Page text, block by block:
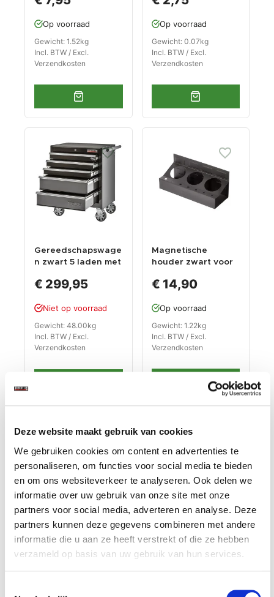
Deze website maakt gebruik van cookies
We gebruiken cookies om content en advertenties te
personaliseren, om functies voor social media te bieden
en om ons websiteverkeer te analyseren. Ook delen we
informatie over uw gebruik van onze site met onze
partners voor social media, adverteren en analyse. Deze
partners kunnen deze gegevens combineren met andere
informatie die u aan ze heeft verstrekt of die ze hebben
verzameld op basis van uw gebruik van hun services.
Op voorraad
Gewicht: 1.52kg
Incl. BTW / Excl.
Verzendkosten
Op voorraad
Gewicht: 0.07kg
Incl. BTW / Excl.
Verzendkosten
Gereedschapswage
n zwart 5 laden met
€ 299,95
Niet op voorraad
Gewicht: 48.00kg
Incl. BTW / Excl.
Verzendkosten
Magnetische
houder zwart voor
€ 14,90
Op voorraad
Gewicht: 1.22kg
Incl. BTW / Excl.
Verzendkosten
Magnetische
uder - zwart
Set van 20